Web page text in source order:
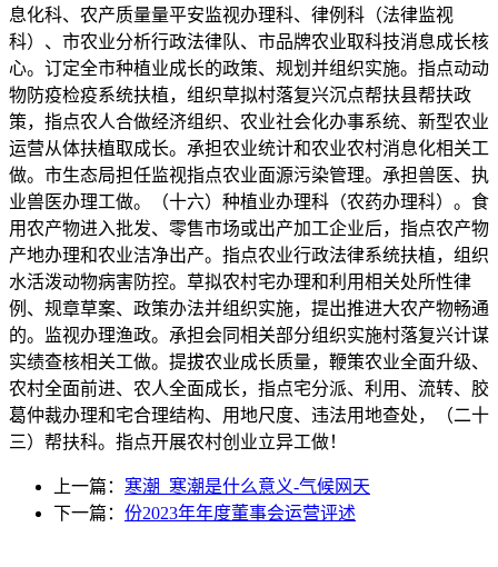
息化科、农产质量量平安监视办理科、律例科（法律监视
科）、市农业分析行政法律队、市品牌农业取科技消息成长核
心。订定全市种植业成长的政策、规划并组织实施。指点动动
物防疫检疫系统扶植，组织草拟村落复兴沉点帮扶县帮扶政
策，指点农人合做经济组织、农业社会化办事系统、新型农业
运营从体扶植取成长。承担农业统计和农业农村消息化相关工
做。市生态局担任监视指点农业面源污染管理。承担兽医、执
业兽医办理工做。（十六）种植业办理科（农药办理科）。食
用农产物进入批发、零售市场或出产加工企业后，指点农产物
产地办理和农业洁净出产。指点农业行政法律系统扶植，组织
水活泼动物病害防控。草拟农村宅办理和利用相关处所性律
例、规章草案、政策办法并组织实施，提出推进大农产物畅通
的。监视办理渔政。承担会同相关部分组织实施村落复兴计谋
实绩查核相关工做。提拔农业成长质量，鞭策农业全面升级、
农村全面前进、农人全面成长，指点宅分派、利用、流转、胶
葛仲裁办理和宅合理结构、用地尺度、违法用地查处，（二十
三）帮扶科。指点开展农村创业立异工做！
上一篇： 寒潮_寒潮是什么意义-气候网天
下一篇： 份2023年年度董事会运营评述